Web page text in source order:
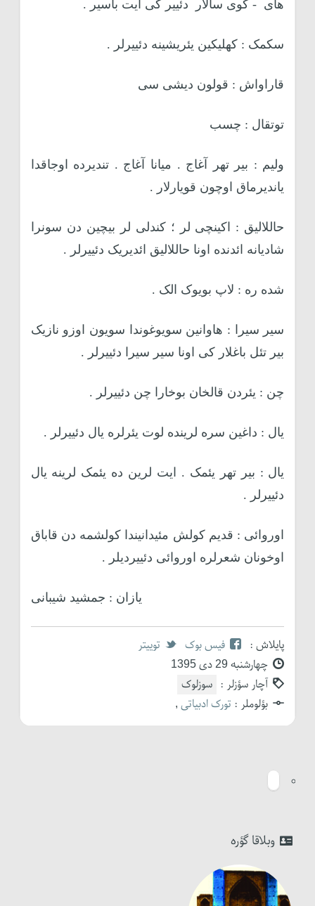
های - کوی سالار دئییر کی ایت باسیر .
سکمک : کهلیکین یئریشینه دئییرلر .
قاراواش : قولون دیشی سی
توتقال : چسب
ولیم : بیر تهر آغاج . میانا آغاج . تندیرده اوجاقدا
یاندیرماق اوچون قویارلار .
حاللالیق : اکینچی لر ؛ کندلی لر بیچین دن سونرا
شادیانه ائدنده اونا حاللالیق ائدیریک دئییرلر .
شده ره : لاپ بویوک الک .
سیر سیرا : هاوانین سویوغوندا سویون اوزو نازیک
بیر تئل باغلار کی اونا سیر سیرا دئییرلر .
چن : یئردن قالخان بوخارا چن دئییرلر .
یال : داغین سره لرینده لوت یئرلره یال دئییرلر .
یال : بیر تهر یئمک . ایت لرین ده یئمک لرینه یال
دئییرلر .
اوروائی : قدیم کولش مئیدانیندا کولشمه دن قاباق
اوخونان شعرلره اوروائی دئییردیلر .
یازان : جمشید شیبانی
پایلاش : فیس بوک
توییتر
چهارشنبه 29 دی 1395
آچار سؤزلر : سوزلوک
بؤلوملر : تورک ادبیاتی ,
وبلاقا گؤره